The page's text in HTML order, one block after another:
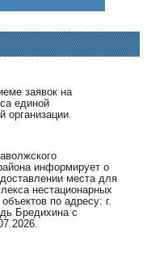
заявок на
единой
организации
информирует о
места для
нестационарных
по адресу: г.
Бредихина с